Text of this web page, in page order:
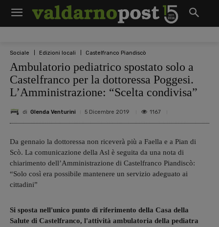
Sociale Edizioni locali Castelfranco Piandiscò
Ambulatorio pediatrico spostato solo a
Castelfranco per la dottoressa Poggesi.
L’Amministrazione: “Scelta condivisa”
di Glenda Venturini 5 Dicembre 2019 1167
Da gennaio la dottoressa non riceverà più a Faella e a Pian di
Scò. La comunicazione della Asl è seguita da una nota di
chiarimento dell’Amministrazione di Castelfranco Piandiscò:
“Solo così era possibile mantenere un servizio adeguato ai
cittadini”
Si sposta nell'unico punto di riferimento della Casa della
Salute di Castelfranco, l'attività ambulatoria della pediatra